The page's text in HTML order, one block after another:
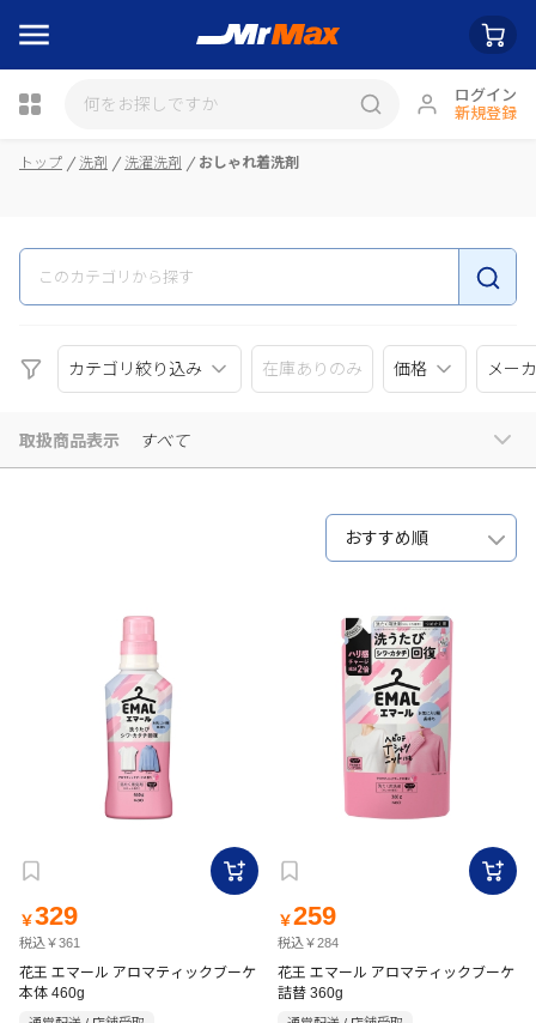
ログイン
新規登録
瓶詰
トップ 洗剤 洗濯洗剤 おしゃれ着洗剤
カテゴリ絞り込み 在庫ありのみ 価格 メー
取扱商品表示 すべて
おすすめ順
￥329
税込￥361
花王 エマール アロマティックブーケ
本体 460g
￥259
税込￥284
花王 エマール アロマティックブーケ
詰替 360g